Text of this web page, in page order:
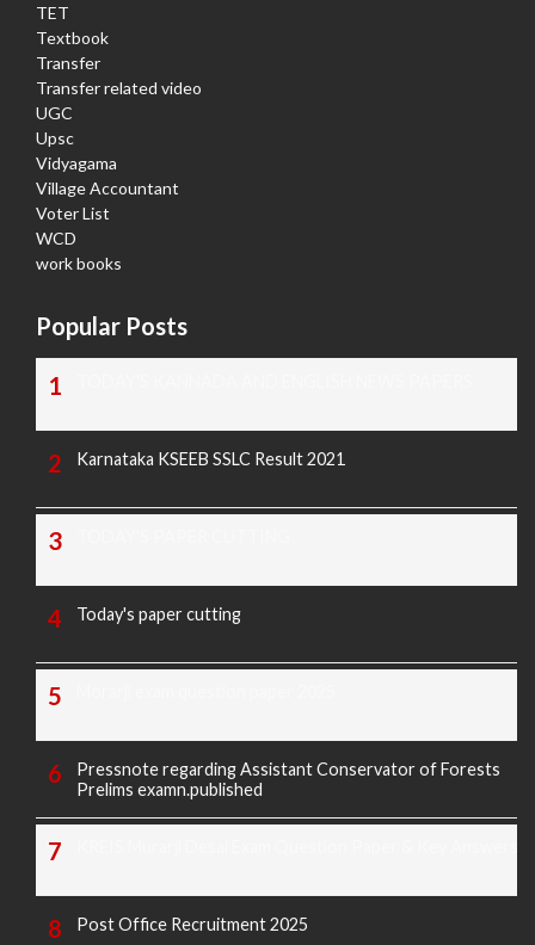
TET
Textbook
Transfer
Transfer related video
UGC
Upsc
Vidyagama
Village Accountant
Voter List
WCD
work books
Popular Posts
Karnataka KSEEB SSLC Result 2021
Today's paper cutting
Pressnote regarding Assistant Conservator of Forests
Prelims examn.published
Post Office Recruitment 2025